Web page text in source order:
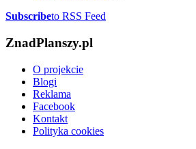
Subscribeto RSS Feed
ZnadPlanszy.pl
O projekcie
Blogi
Reklama
Facebook
Kontakt
Polityka cookies